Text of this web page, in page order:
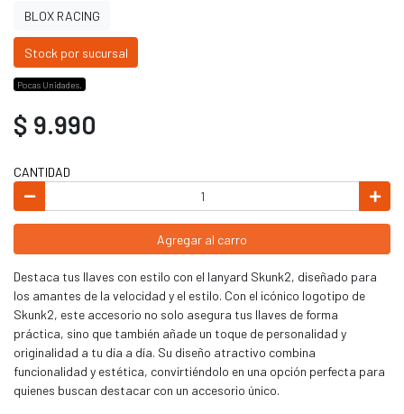
BLOX RACING
Stock por sucursal
Pocas Unidades.
$ 9.990
CANTIDAD
Agregar al carro
Destaca tus llaves con estilo con el lanyard Skunk2, diseñado para
los amantes de la velocidad y el estilo. Con el icónico logotipo de
Skunk2, este accesorio no solo asegura tus llaves de forma
práctica, sino que también añade un toque de personalidad y
originalidad a tu día a día. Su diseño atractivo combina
funcionalidad y estética, convirtiéndolo en una opción perfecta para
quienes buscan destacar con un accesorio único.